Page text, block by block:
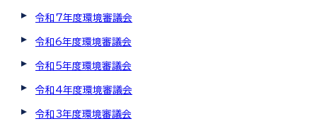
令和7年度環境審議会
令和6年度環境審議会
令和5年度環境審議会
令和4年度環境審議会
令和3年度環境審議会